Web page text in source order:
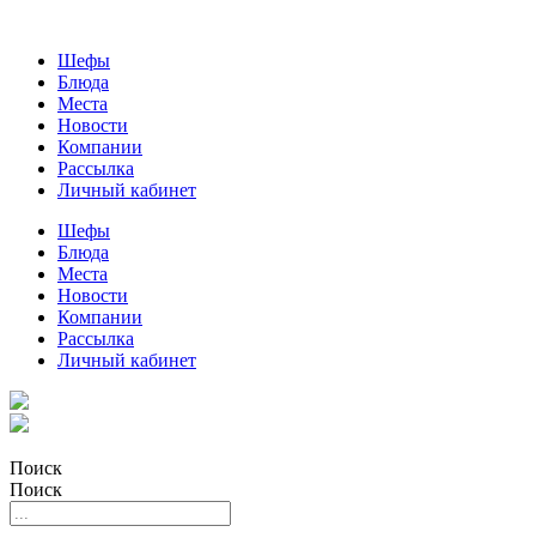
Шефы
Блюда
Места
Новости
Компании
Рассылка
Личный кабинет
Шефы
Блюда
Места
Новости
Компании
Рассылка
Личный кабинет
Поиск
Поиск